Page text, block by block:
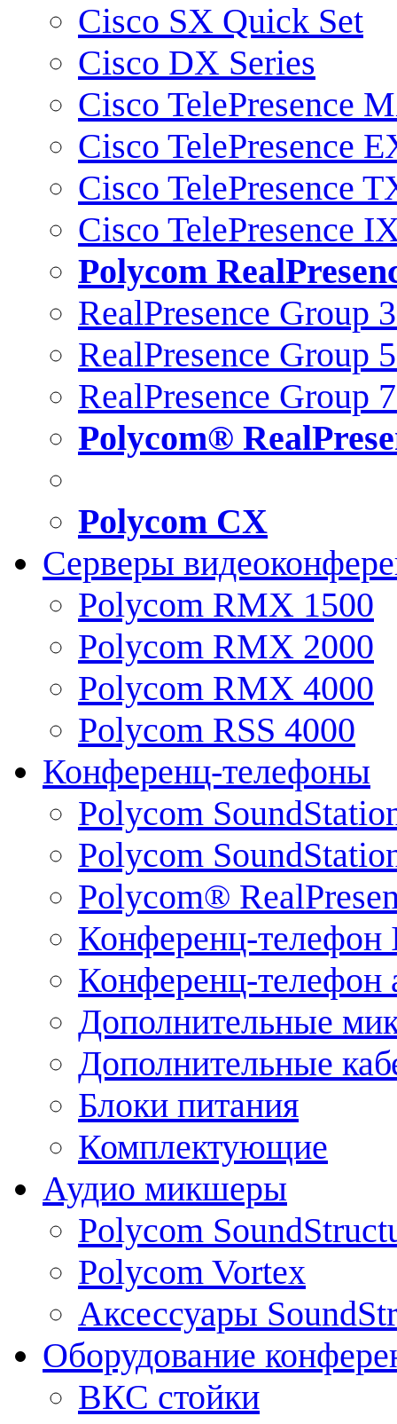
Cisco SX Quick Set
Cisco DX Series
Cisco TelePresence
Cisco TelePresence
Cisco TelePresence
Cisco TelePresence
Polycom
RealPresence Group
RealPresence Group
RealPresence Group
Polycom®
Polycom CX
Серверы
Polycom RMX 1500
Polycom RMX 2000
Polycom RMX 4000
Polycom RSS 4000
Конференц-телефоны
Polycom
Polycom
Polycom®
Конференц-телефон
Конференц-телефон
Дополнительные
Дополнительные
Блоки питания
Комплектующие
Аудио микшеры
Polycom
Polycom Vortex
Аксессуары
Оборудование
ВКС стойки